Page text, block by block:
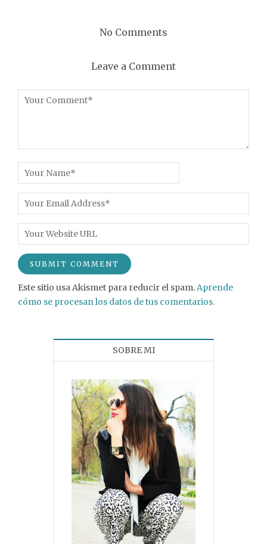
No Comments
Leave a Comment
Este sitio usa Akismet para reducir el spam.Aprende
cómo se procesan los datos de tus comentarios.
SOBRE MI